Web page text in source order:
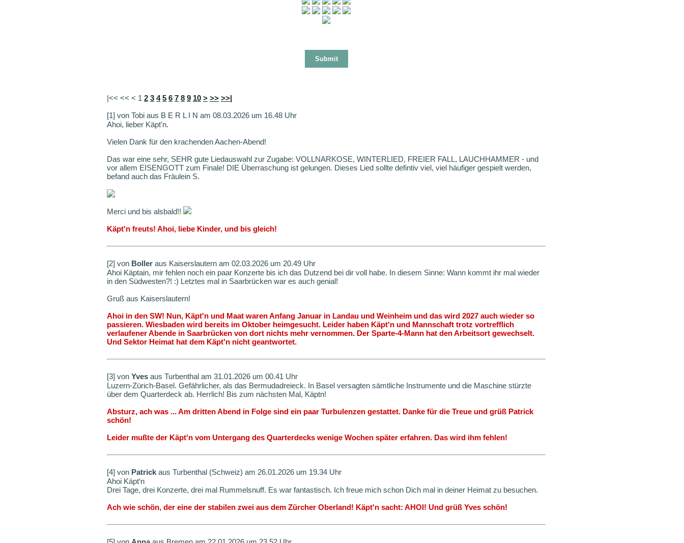
|<< << < 1 2 3 4 5 6 7 8 9 10 > >> >>|
[1] von Tobi aus B E R L I N am 08.03.2026 um 16.48 Uhr
Ahoi, lieber Käpt'n.
Vielen Dank für den krachenden Aachen-Abend!
Das war eine sehr, SEHR gute Liedauswahl zur Zugabe: VOLLNARKOSE, WINTERLIED, FREIER FALL, LAUCHHAMMER - und
vor allem EISENGOTT zum Finale! DIE Überraschung ist gelungen. Dieses Lied sollte defintiv viel, viel häufiger gespielt werden,
befand auch das Fräulein S.
Merci und bis alsbald!!
Käpt'n freuts! Ahoi, liebe Kinder, und bis gleich!
[2] von Boller aus Kaiserslautern am 02.03.2026 um 20.49 Uhr
Ahoi Käptain, mir fehlen noch ein paar Konzerte bis ich das Dutzend bei dir voll habe. In diesem Sinne: Wann kommt ihr mal wieder
in den Südwesten?! :) Letztes mal in Saarbrücken war es auch genial!
Gruß aus Kaiserslautern!
Ahoi in den SW! Nun, Käpt'n und Maat waren Anfang Januar in Landau und Weinheim und das wird 2027 auch wieder so
passieren. Wiesbaden wird bereits im Oktober heimgesucht. Leider haben Käpt'n und Mannschaft trotz vortrefflich
verlaufener Abende in Saarbrücken von dort nichts mehr vernommen. Der Sparte-4-Mann hat den Arbeitsort gewechselt.
Und Sektor Heimat hat dem Käpt'n nicht geantwortet.
[3] von Yves aus Turbenthal am 31.01.2026 um 00.41 Uhr
Luzern-Zürich-Basel. Gefährlicher, als das Bermudadreieck. In Basel versagten sämtliche Instrumente und die Maschine stürzte
über dem Quarterdeck ab. Herrlich! Bis zum nächsten Mal, Käptn!
Absturz, ach was ... Am dritten Abend in Folge sind ein paar Turbulenzen gestattet. Danke für die Treue und grüß Patrick
schön!
Leider mußte der Käpt'n vom Untergang des Quarterdecks wenige Wochen später erfahren. Das wird ihm fehlen!
[4] von Patrick aus Turbenthal (Schweiz) am 26.01.2026 um 19.34 Uhr
Ahoi Käpt‘n
Drei Tage, drei Konzerte, drei mal Rummelsnuff. Es war fantastisch. Ich freue mich schon Dich mal in deiner Heimat zu besuchen.
Ach wie schön, der eine der stabilen zwei aus dem Zürcher Oberland! Käpt'n sacht: AHOI! Und grüß Yves schön!